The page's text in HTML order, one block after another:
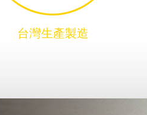
台灣生產製造